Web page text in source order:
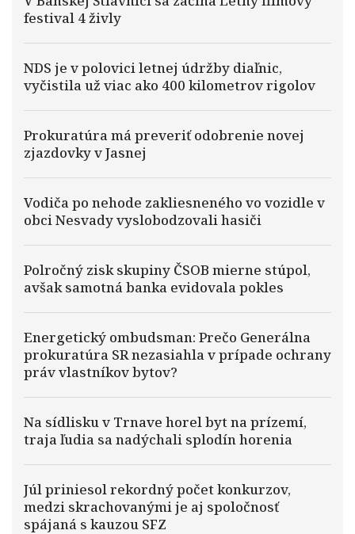
festival 4 živly
NDS je v polovici letnej údržby diaľnic,
vyčistila už viac ako 400 kilometrov rigolov
Prokuratúra má preveriť odobrenie novej
zjazdovky v Jasnej
Vodiča po nehode zakliesneného vo vozidle v
obci Nesvady vyslobodzovali hasiči
Polročný zisk skupiny ČSOB mierne stúpol,
avšak samotná banka evidovala pokles
Energetický ombudsman: Prečo Generálna
prokuratúra SR nezasiahla v prípade ochrany
práv vlastníkov bytov?
Na sídlisku v Trnave horel byt na prízemí,
traja ľudia sa nadýchali splodín horenia
Júl priniesol rekordný počet konkurzov,
medzi skrachovanými je aj spoločnosť
spájaná s kauzou SFZ